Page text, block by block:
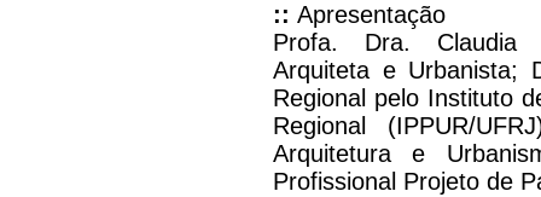
:: Apresentação
Profa. Dra. Claudia
Arquiteta e Urbanista;
Regional pelo Instituto
Regional (IPPUR/
Arquitetura e
Profissional Projeto de